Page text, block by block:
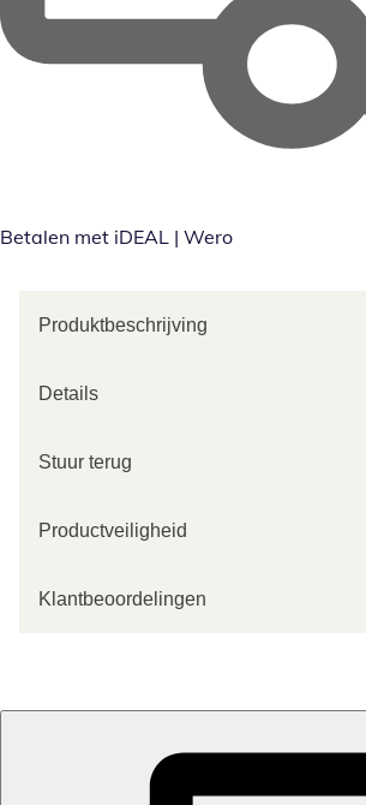
Betalen met iDEAL | Wero
Produktbeschrijving
Details
Stuur terug
Productveiligheid
Klantbeoordelingen